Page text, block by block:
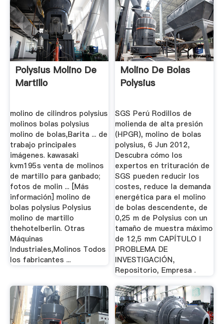
Polysius Molino De
Martillo
molino de cilindros polysius
molinos bolas polysius
molino de bolas,Barita ... de
trabajo principales
imágenes. kawasaki
kvm195s venta de molinos
de martillo para ganbado;
fotos de molin ... [Más
información] molino de
bolas polysius Polysius
molino de martillo
thehotelberlin. Otras
Máquinas
Industriales,Molinos Todos
los fabricantes ...
Molino De Bolas
Polysius
SGS Perú Rodillos de
molienda de alta presión
(HPGR), molino de bolas
polysius, 6 Jun 2012,
Descubra cómo los
expertos en trituración de
SGS pueden reducir los
costes, reduce la demanda
energética para el molino
de bolas descendente, de
0,25 m de Polysius con un
tamaño de muestra máximo
de 12,5 mm CAPÍTULO I
PROBLEMA DE
INVESTIGACIÓN,
Repositorio, Empresa .